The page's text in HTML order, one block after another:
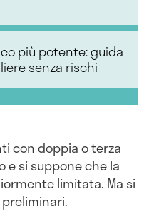
più potente: guida
senza rischi
con doppia o terza
e si suppone che la
limitata. Ma si